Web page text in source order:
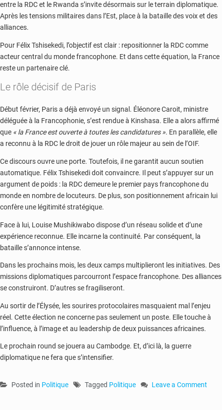
entre la RDC et le Rwanda s’invite désormais sur le terrain diplomatique.
Après les tensions militaires dans l’Est, place à la bataille des voix et des
alliances.
Pour Félix Tshisekedi, l’objectif est clair : repositionner la RDC comme
acteur central du monde francophone. Et dans cette équation, la France
reste un partenaire clé.
Le rôle décisif de Paris
Début février, Paris a déjà envoyé un signal. Éléonore Caroit, ministre
déléguée à la Francophonie, s’est rendue à Kinshasa. Elle a alors affirmé
que « la France est ouverte à toutes les candidatures ». En parallèle, elle
a reconnu à la RDC le droit de jouer un rôle majeur au sein de l’OIF.
Ce discours ouvre une porte. Toutefois, il ne garantit aucun soutien
automatique. Félix Tshisekedi doit convaincre. Il peut s’appuyer sur un
argument de poids : la RDC demeure le premier pays francophone du
monde en nombre de locuteurs. De plus, son positionnement africain lui
confère une légitimité stratégique.
Face à lui, Louise Mushikiwabo dispose d’un réseau solide et d’une
expérience reconnue. Elle incarne la continuité. Par conséquent, la
bataille s’annonce intense.
Dans les prochains mois, les deux camps multiplieront les initiatives. Des
missions diplomatiques parcourront l’espace francophone. Des alliances
se construiront. D’autres se fragiliseront.
Au sortir de l’Élysée, les sourires protocolaires masquaient mal l’enjeu
réel. Cette élection ne concerne pas seulement un poste. Elle touche à
l’influence, à l’image et au leadership de deux puissances africaines.
Le prochain round se jouera au Cambodge. Et, d’ici là, la guerre
diplomatique ne fera que s’intensifier.
Posted in Politique Tagged Politique
Leave a Comment